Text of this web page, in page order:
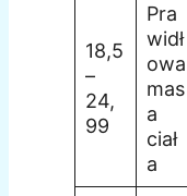
18,5
–
24,
99
Pra
widł
owa
mas
a
ciał
a